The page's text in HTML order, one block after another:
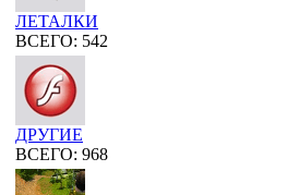
ЛЕТАЛКИ
ВСЕГО: 542
ДРУГИЕ
ВСЕГО: 968